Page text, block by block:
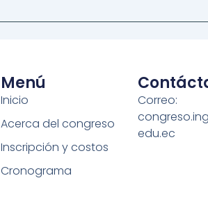
Menú
Inicio
Acerca del congreso
Inscripción y costos
Cronograma
Correo:
edu.ec